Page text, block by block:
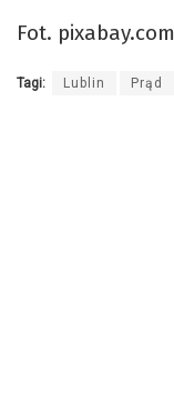
Fot. pixabay.com
Tagi: Lublin Prąd